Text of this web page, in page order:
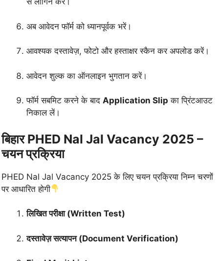
अब आवेदन फॉर्म को ध्यानपूर्वक भरें।
आवश्यक दस्तावेज़, फोटो और हस्ताक्षर स्कैन कर अपलोड करें।
आवेदन शुल्क का ऑनलाइन भुगतान करें।
फॉर्म सबमिट करने के बाद Application Slip का प्रिंटआउट
निकाल लें।
बिहार PHED Nal Jal Vacancy 2025 –
चयन प्रक्रिया
PHED Nal Jal Vacancy 2025 के लिए चयन प्रक्रिया निम्न चरणों
पर आधारित होगी
लिखित परीक्षा (Written Test)
दस्तावेज़ सत्यापन (Document Verification)